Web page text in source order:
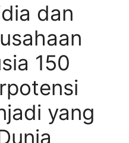
dan
150
yang